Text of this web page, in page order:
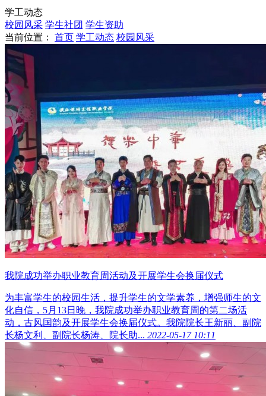
学工动态
校园风采 学生社团 学生资助
当前位置：
首页 学工动态 校园风采
我院成功举办职业教育周活动及开展学生会换届仪式
为丰富学生的校园生活，提升学生的文学素养，增强师生的文
化自信，5月13日晚，我院成功举办职业教育周的第二场活
动，古风国韵及开展学生会换届仪式。我院院长王新丽、副院
长杨文利、副院长杨涛、院长助... 2022-05-17 10:11